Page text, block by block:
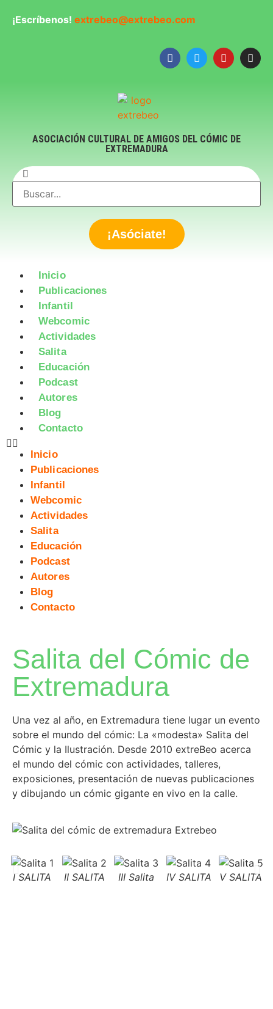
¡Escríbenos! extrebeo@extrebeo.com
ASOCIACIÓN CULTURAL DE AMIGOS DEL CÓMIC DE
EXTREMADURA
¡Asóciate!
Inicio
Publicaciones
Infantil
Webcomic
Actividades
Salita
Educación
Podcast
Autores
Blog
Contacto
Inicio
Publicaciones
Infantil
Webcomic
Actividades
Salita
Educación
Podcast
Autores
Blog
Contacto
Salita del Cómic de
Extremadura
Una vez al año, en Extremadura tiene lugar un evento
sobre el mundo del cómic: La «modesta» Salita del
Cómic y la Ilustración. Desde 2010 extreBeo acerca
el mundo del cómic con actividades, talleres,
exposiciones, presentación de nuevas publicaciones
y dibujando un cómic gigante en vivo en la calle.
I SALITA II SALITA III Salita IV SALITA V SALITA